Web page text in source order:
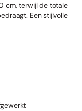
cm, terwijl de totale
Een stijlvolle